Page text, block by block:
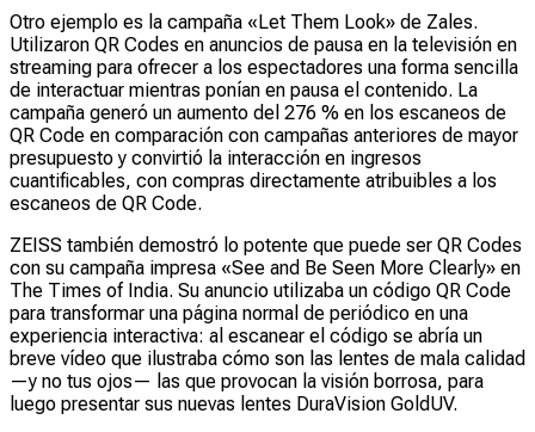
Otro ejemplo es la campaña «Let Them Look» de Zales.
Utilizaron QR Codes en anuncios de pausa en la televisión en
streaming para ofrecer a los espectadores una forma sencilla
de interactuar mientras ponían en pausa el contenido. La
campaña generó un aumento del 276 % en los escaneos de
QR Code en comparación con campañas anteriores de mayor
presupuesto y convirtió la interacción en ingresos
cuantificables, con compras directamente atribuibles a los
escaneos de QR Code.
ZEISS también demostró lo potente que puede ser QR Codes
con su campaña impresa «See and Be Seen More Clearly» en
The Times of India. Su anuncio utilizaba un código QR Code
para transformar una página normal de periódico en una
experiencia interactiva: al escanear el código se abría un
breve vídeo que ilustraba cómo son las lentes de mala calidad
—y no tus ojos— las que provocan la visión borrosa, para
luego presentar sus nuevas lentes DuraVision GoldUV.